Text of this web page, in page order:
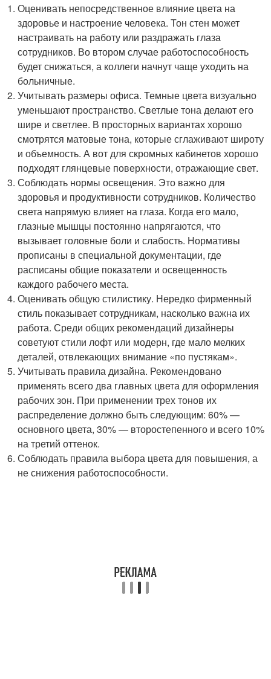
Оценивать непосредственное влияние цвета на
здоровье и настроение человека. Тон стен может
настраивать на работу или раздражать глаза
сотрудников. Во втором случае работоспособность
будет снижаться, а коллеги начнут чаще уходить на
больничные.
Учитывать размеры офиса. Темные цвета визуально
уменьшают пространство. Светлые тона делают его
шире и светлее. В просторных вариантах хорошо
смотрятся матовые тона, которые сглаживают широту
и объемность. А вот для скромных кабинетов хорошо
подходят глянцевые поверхности, отражающие свет.
Соблюдать нормы освещения. Это важно для
здоровья и продуктивности сотрудников. Количество
света напрямую влияет на глаза. Когда его мало,
глазные мышцы постоянно напрягаются, что
вызывает головные боли и слабость. Нормативы
прописаны в специальной документации, где
расписаны общие показатели и освещенность
каждого рабочего места.
Оценивать общую стилистику. Нередко фирменный
стиль показывает сотрудникам, насколько важна их
работа. Среди общих рекомендаций дизайнеры
советуют стили лофт или модерн, где мало мелких
деталей, отвлекающих внимание «по пустякам».
Учитывать правила дизайна. Рекомендовано
применять всего два главных цвета для оформления
рабочих зон. При применении трех тонов их
распределение должно быть следующим: 60% —
основного цвета, 30% — второстепенного и всего 10%
на третий оттенок.
Соблюдать правила выбора цвета для повышения, а
не снижения работоспособности.